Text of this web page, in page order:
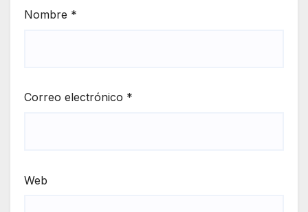
Nombre *
Correo electrónico *
Web